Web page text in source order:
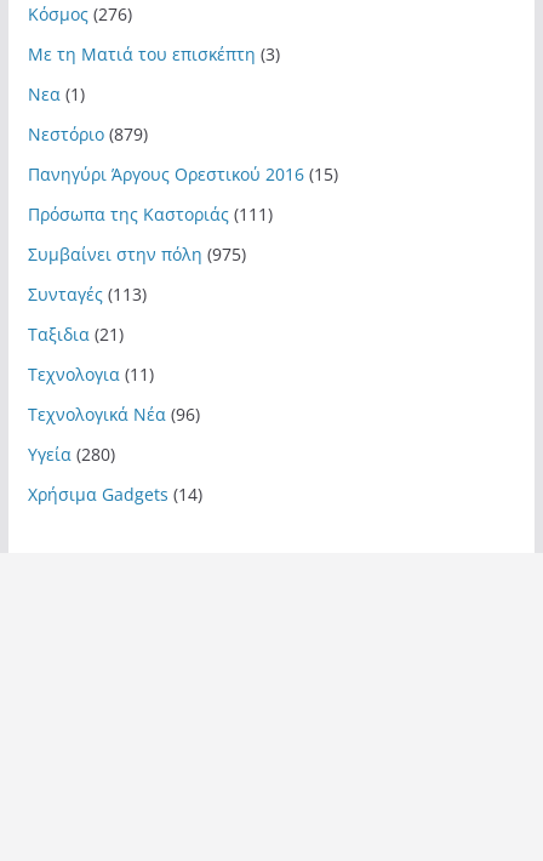
Κόσμος(276)
Με τη Ματιά του επισκέπτη (3)
Νεα (1)
Νεστόριο(879)
Πανηγύρι Άργους Ορεστικού 2016(15)
Πρόσωπα της Καστοριάς(111)
Συμβαίνει στην πόλη (975)
Συνταγές(113)
Ταξιδια (21)
Τεχνολογια (11)
Τεχνολογικά Νέα (96)
Υγεία (280)
Χρήσιμα Gadgets (14)